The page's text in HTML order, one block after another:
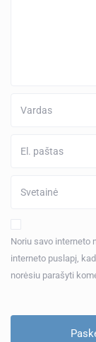
Noriu savo interneto
interneto puslapį,
norėsiu parašyti